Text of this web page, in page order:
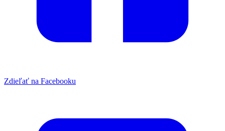
Zdieľať na Facebooku